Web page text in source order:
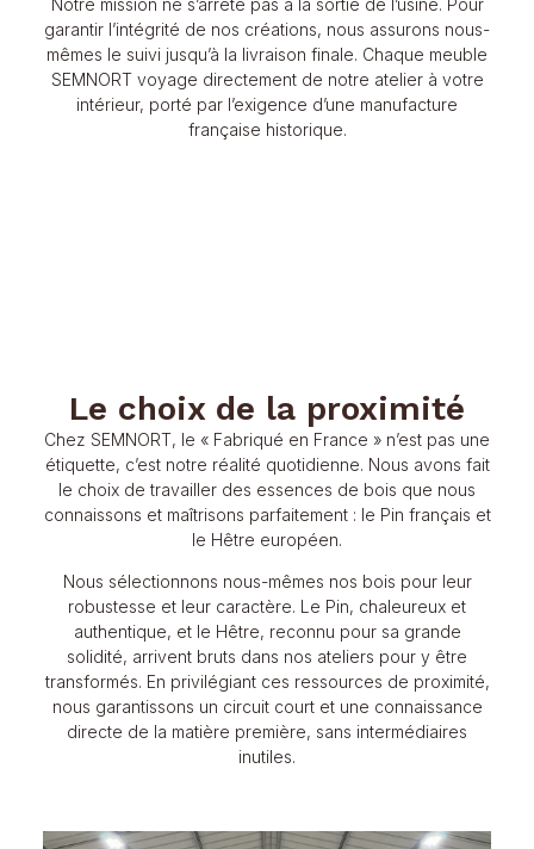
Notre mission ne s’arrête pas à la sortie de l’usine. Pour
garantir l’intégrité de nos créations, nous assurons nous-
mêmes le suivi jusqu’à la livraison finale. Chaque meuble
SEMNORT voyage directement de notre atelier à votre
intérieur, porté par l’exigence d’une manufacture
française historique.
Le choix de la proximité
Chez SEMNORT, le « Fabriqué en France » n’est pas une
étiquette, c’est notre réalité quotidienne. Nous avons fait
le choix de travailler des essences de bois que nous
connaissons et maîtrisons parfaitement : le Pin français et
le Hêtre européen.
Nous sélectionnons nous-mêmes nos bois pour leur
robustesse et leur caractère. Le Pin, chaleureux et
authentique, et le Hêtre, reconnu pour sa grande
solidité, arrivent bruts dans nos ateliers pour y être
transformés. En privilégiant ces ressources de proximité,
nous garantissons un circuit court et une connaissance
directe de la matière première, sans intermédiaires
inutiles.